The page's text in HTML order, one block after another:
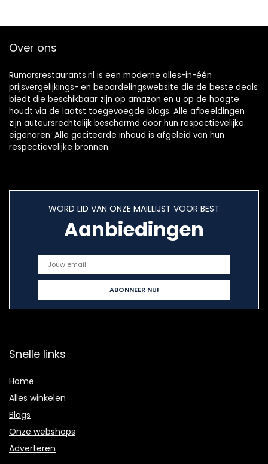
Over ons
Rumorsrestaurants.nl is een moderne alles-in-één
prijsvergelijkings- en beoordelingswebsite die de beste deals
biedt die beschikbaar zijn op amazon en u op de hoogte
houdt via de laatst toegevoegde blogs. Alle afbeeldingen
zijn auteursrechtelijk beschermd door hun respectievelijke
eigenaren. Alle geciteerde inhoud is afgeleid van hun
respectievelijke bronnen.
WORD LID VAN ONZE MAILLIJST VOOR BEST
Aanbiedingen
Snelle links
Home
Alles winkelen
Blogs
Onze webshops
Adverteren